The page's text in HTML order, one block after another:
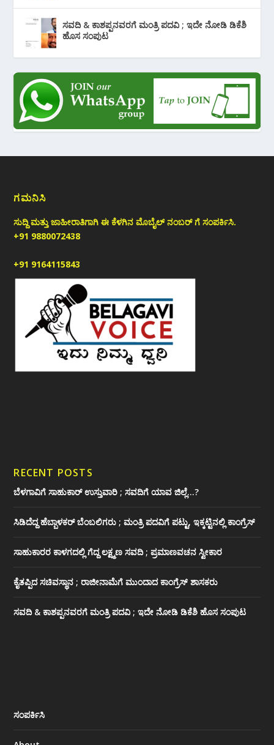
ಸವದಿ & ಕಾಶಪ್ಪನವರಗೆ ಮಂತ್ರಿ ಪದವಿ ; ಇದೇ ನೋಡಿ‌ ಡಿಕೆಶಿ
ಹೊಸ ಸಂಪುಟ
ಗಮನಿಸಿ
ಸುದ್ದಿ ಮತ್ತು ಜಾಹೀರಾತಿಗಾಗಿ ಈ ಕೆಳಗಿನ ಮೊಬೈಲ್ ನಂಬರ್ ಗೆ ಸಂಪರ್ಕಿಸಿ.
+91 9880072438
+91 9164115843
RECENT POSTS
ಬೆಳಗಾವಿಗೆ ಸಾಹುಕಾರ್ ಉಸ್ತುವಾರಿ ; ಸವದಿಗೆ ಯಾವ ಜಿಲ್ಲೆ…?
ಸಿಡಿದೆದ್ದ ಹೆಬ್ಬಾಳಕರ್ ಬೆಂಬಲಿಗರು ; ಮಂತ್ರಿ ಪದವಿಗೆ ‌ಪಟ್ಟು, ಇಕ್ಕಟ್ಟಿನಲ್ಲಿ ಕಾಂಗ್ರೆಸ್
ಸಾಹುಕಾರರ ಕಾಳಗದಲ್ಲಿ ಗೆದ್ದ ಲಕ್ಷ್ಮಣ ಸವದಿ ; ಪ್ರಮಾಣವಚನ ಸ್ವೀಕಾರ
ಕೈತಪ್ಪಿದ ಸಚಿವಸ್ಥಾನ ; ರಾಜೀನಾಮೆಗೆ ಮುಂದಾದ ಕಾಂಗ್ರೆಸ್ ‌ಶಾಸಕರು
ಸವದಿ & ಕಾಶಪ್ಪನವರಗೆ ಮಂತ್ರಿ ಪದವಿ ; ಇದೇ ನೋಡಿ‌ ಡಿಕೆಶಿ ಹೊಸ ಸಂಪುಟ
ಸಂಪರ್ಕಿಸಿ